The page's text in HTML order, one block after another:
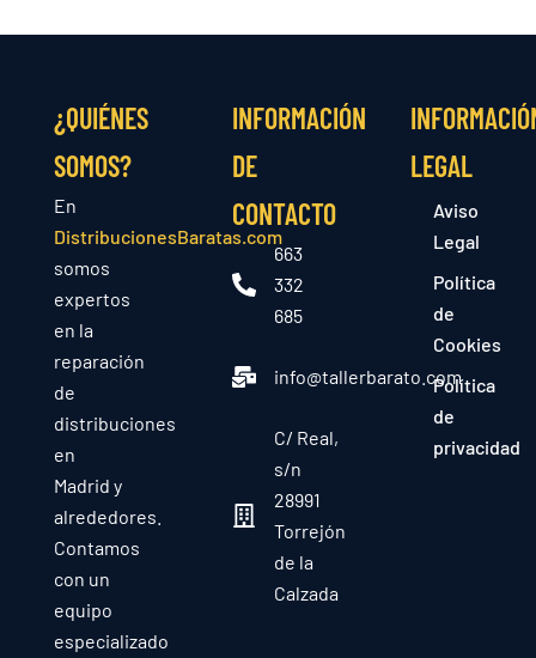
¿QUIÉNES
SOMOS?
En
DistribucionesBaratas.com
somos
expertos
en la
reparación
de
distribuciones
en
Madrid y
alrededores.
Contamos
con un
equipo
especializado
INFORMACIÓN
DE
CONTACTO
663
332
685
info@tallerbarato.com
C/ Real,
s/n
28991
Torrejón
de la
Calzada
LEGAL
Aviso
Legal
Política
de
Cookies
Política
de
privacidad